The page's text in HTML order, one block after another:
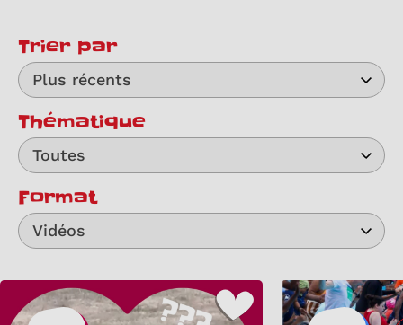
Trier par
Plus récents
Thématique
Toutes
Format
Vidéos